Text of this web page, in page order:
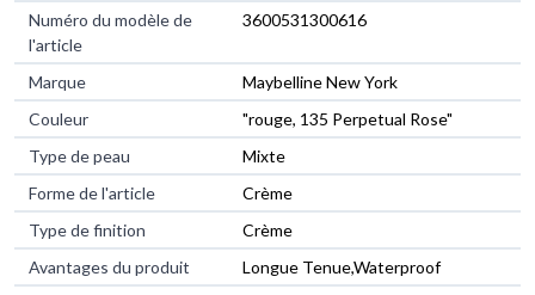
Numéro du modèle de
l'article
3600531300616
Marque
Maybelline New York
Couleur
"rouge, 135 Perpetual Rose"
Type de peau
Mixte
Forme de l'article
Crème
Type de finition
Crème
Avantages du produit
Longue Tenue,Waterproof